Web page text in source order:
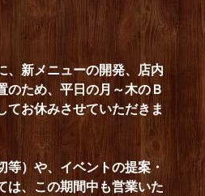
、新メニューの開発、店内
のため、平日の月～木のＢ
てお休みさせていただきま
等）や、イベントの提案・
は、この期間中も営業いた